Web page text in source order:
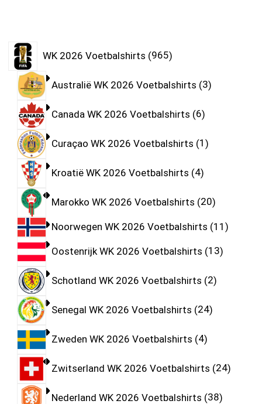
WK 2026 Voetbalshirts 965
Australië WK 2026 Voetbalshirts 3
Canada WK 2026 Voetbalshirts 6
Curaçao WK 2026 Voetbalshirts 1
Kroatië WK 2026 Voetbalshirts 4
Marokko WK 2026 Voetbalshirts 20
Noorwegen WK 2026 Voetbalshirts 11
Oostenrijk WK 2026 Voetbalshirts 13
Schotland WK 2026 Voetbalshirts 2
Senegal WK 2026 Voetbalshirts 24
Zweden WK 2026 Voetbalshirts 4
Zwitserland WK 2026 Voetbalshirts 24
Nederland WK 2026 Voetbalshirts 38